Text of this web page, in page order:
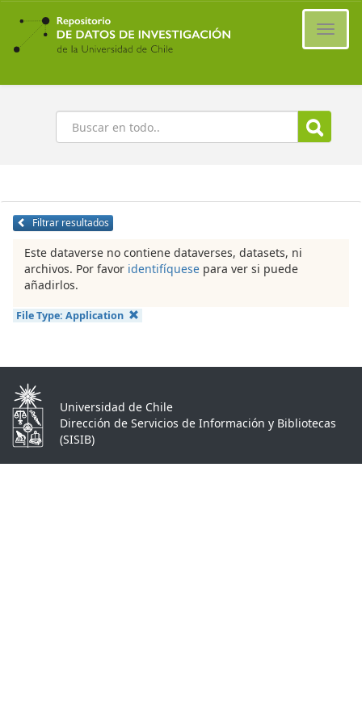
Ir
contenido
principal
Buscar
Filtrar resultados
Este dataverse no contiene dataverses, datasets, ni
archivos. Por favor identifíquese para ver si puede
añadirlos.
File Type: Application
Universidad de Chile
Dirección de Servicios de Información y Bibliotecas
(SISIB)